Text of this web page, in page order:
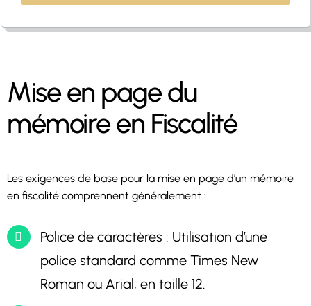
Mise en page du
mémoire en Fiscalité
Les exigences de base pour la mise en page d’un mémoire
en fiscalité comprennent généralement :
Police de caractères : Utilisation d’une
police standard comme Times New
Roman ou Arial, en taille 12.